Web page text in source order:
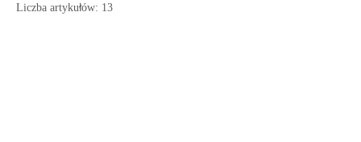
Liczba artykułów: 13